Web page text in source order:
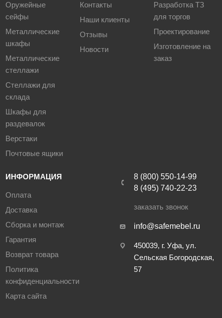
Оружейные
сейфы
Металлические
шкафы
Металлические
стеллажи
Стеллажи для
склада
Шкафы для
раздевалок
Верстаки
Почтовые ящики
Контакты
Наши клиенты
Отзывы
Новости
Разработка ТЗ
для торгов
Проектирование
Изготовление на
заказ
ИНФОРМАЦИЯ
Оплата
Доставка
Сборка и монтаж
Гарантия
Возврат товара
Политика
конфиденциальности
Карта сайта
8 (800) 550-14-99
8 (495) 740-22-23
заказать звонок
info@safemebel.ru
450039, г. Уфа, ул.
Сельская Богородская,
57